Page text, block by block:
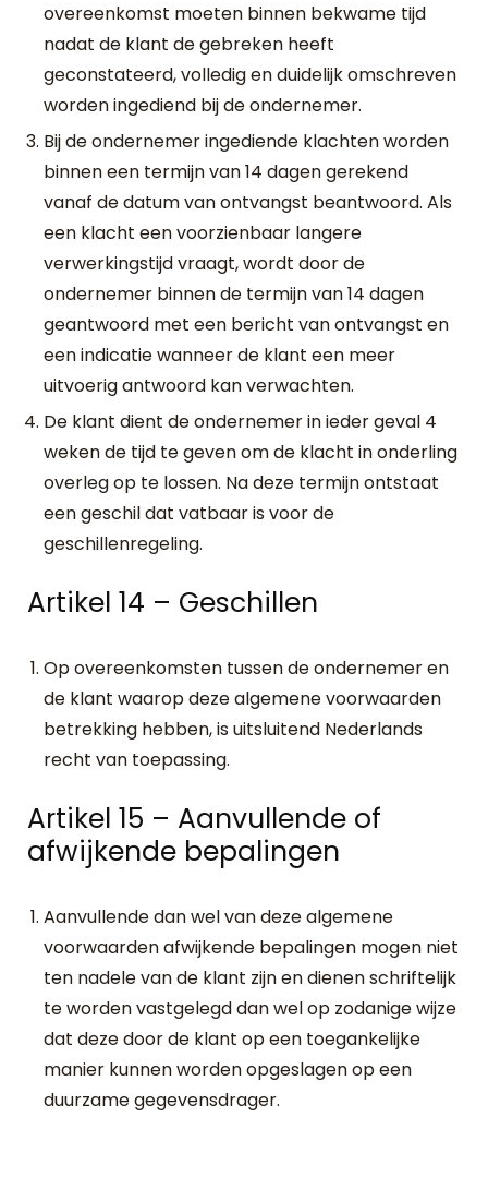
overeenkomst moeten binnen bekwame tijd
nadat de klant de gebreken heeft
geconstateerd, volledig en duidelijk omschreven
worden ingediend bij de ondernemer.
Bij de ondernemer ingediende klachten worden
binnen een termijn van 14 dagen gerekend
vanaf de datum van ontvangst beantwoord. Als
een klacht een voorzienbaar langere
verwerkingstijd vraagt, wordt door de
ondernemer binnen de termijn van 14 dagen
geantwoord met een bericht van ontvangst en
een indicatie wanneer de klant een meer
uitvoerig antwoord kan verwachten.
De klant dient de ondernemer in ieder geval 4
weken de tijd te geven om de klacht in onderling
overleg op te lossen. Na deze termijn ontstaat
een geschil dat vatbaar is voor de
geschillenregeling.
Artikel 14 – Geschillen
Op overeenkomsten tussen de ondernemer en
de klant waarop deze algemene voorwaarden
betrekking hebben, is uitsluitend Nederlands
recht van toepassing.
Artikel 15 – Aanvullende of
afwijkende bepalingen
Aanvullende dan wel van deze algemene
voorwaarden afwijkende bepalingen mogen niet
ten nadele van de klant zijn en dienen schriftelijk
te worden vastgelegd dan wel op zodanige wijze
dat deze door de klant op een toegankelijke
manier kunnen worden opgeslagen op een
duurzame gegevensdrager.